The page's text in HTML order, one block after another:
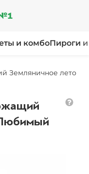
и комбоПироги
Земляничное лето